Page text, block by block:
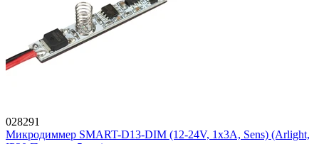
028291
Микродиммер SMART-D13-DIM (12-24V, 1x3A, Sens) (Arlight,